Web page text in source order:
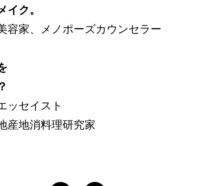
イク。
家、メノポーズカウンセラー
セイスト
地消料理研究家